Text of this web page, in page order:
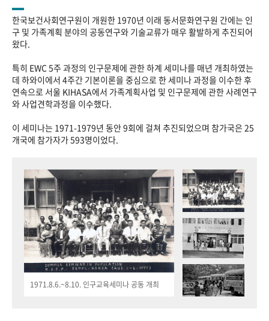
한국보건사회연구원이 개원한 1970년 이래 동서문화연구원 간에는 인
구 및 가족계획 분야의 공동연구와 기술교류가 매우 활발하게 추진되어
왔다.
특히 EWC 5주 과정의 인구문제에 관한 하계 세미나를 매년 개최하였는
데 하와이에서 4주간 기본이론을 중심으로 한 세미나 과정을 이수한 후
연속으로 서울 KIHASA에서 가족계획사업 및 인구문제에 관한 사례연구
와 사업견학과정을 이수했다.
이 세미나는 1971-1979년 동안 9회에 걸쳐 추진되었으며 참가국은 25
개국에 참가자가 593명이었다.
1971.8.6.~8.10. 인구교육세미나 공동 개최